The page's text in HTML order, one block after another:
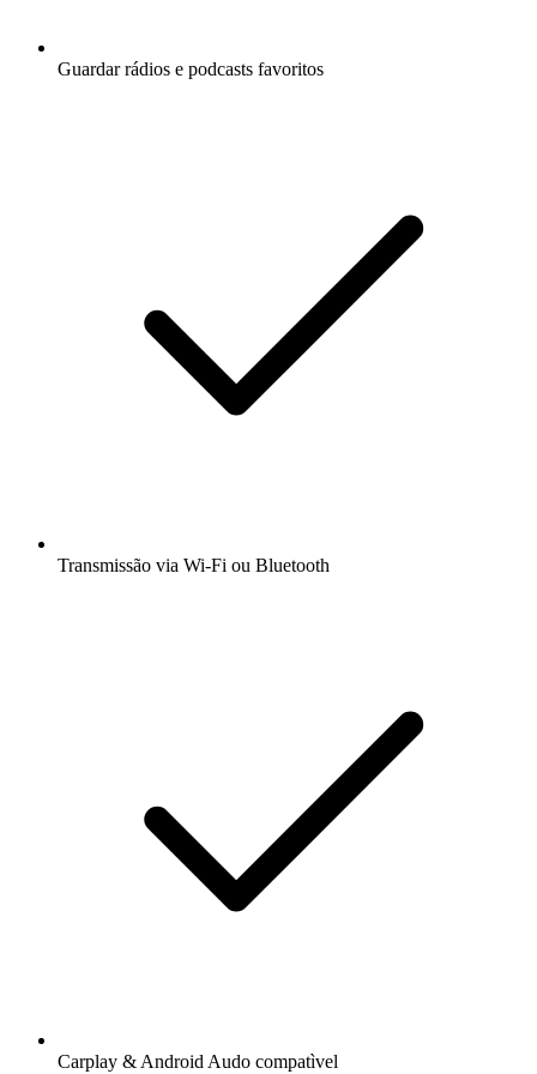
Guardar rádios e podcasts favoritos
Transmissão via Wi-Fi ou Bluetooth
Carplay & Android Audo compatìvel